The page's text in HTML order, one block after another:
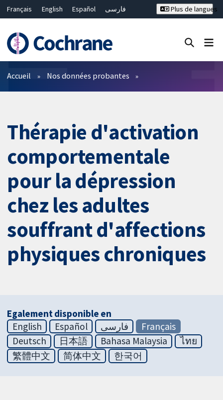
Français English Español
فارسی
Bahasa Malaysia
ไทย
繁體中文
简体中文
Plus de langues
Filtres
Accueil Nos données probantes
Thérapie d'activation
comportementale
pour la dépression
chez les adultes
souffrant d'affections
physiques chroniques
Egalement disponible en
English
Español فارسی
Français
Deutsch
日本語 Bahasa Malaysia
ไทย
繁體中文
简体中文 한국어